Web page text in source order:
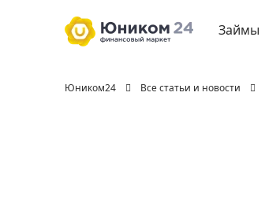
Займы
Юником24 Все статьи и новости